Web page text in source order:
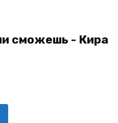
сможешь - Кира